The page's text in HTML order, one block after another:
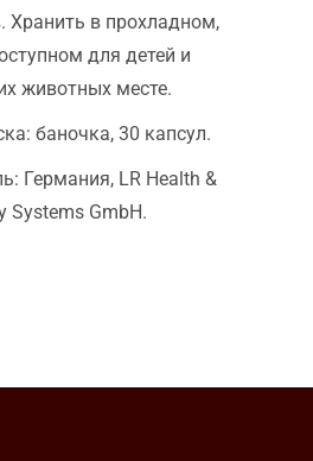
Хранить в прохладном,
для детей и
животных месте.
баночка, 30 капсул.
Германия, LR Health &
Systems GmbH.